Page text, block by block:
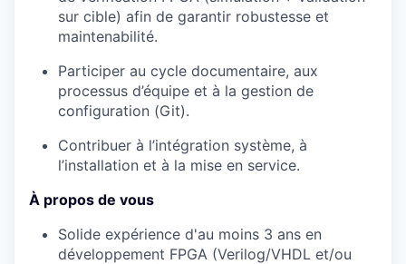
sur cible) afin de garantir robustesse et
maintenabilité.
Participer au cycle documentaire, aux
processus d’équipe et à la gestion de
configuration (Git).
Contribuer à l’intégration système, à
l’installation et à la mise en service.
À propos de vous
Solide expérience d'au moins 3 ans en
développement FPGA (Verilog/VHDL et/ou